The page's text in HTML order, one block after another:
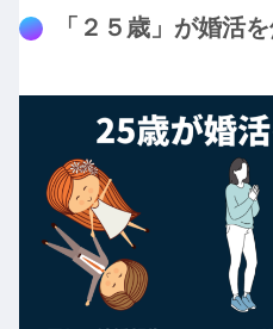
「２５歳」が婚活を